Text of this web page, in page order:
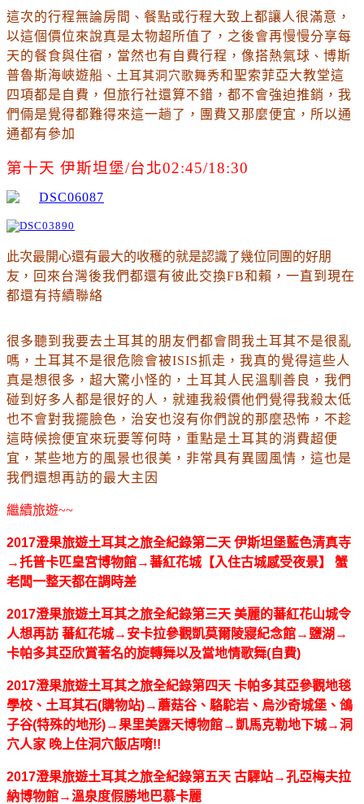
這次的行程無論房間 、 餐點或行程大致上都讓人很滿意 ，
以這個價位來說真是太物超所值了 ，之後會再慢慢分享每
天的餐食與住宿 ，當然也有自費行程 ，像搭熱氣球 、 博斯
普魯斯海峽遊船 、 土耳其洞穴歌舞秀和聖索菲亞大教堂這
四項都是自費 ，但旅行社還算不錯 ，都不會強迫推銷 ，我
們倆是覺得都難得來這一趟了 ，團費又那麼便宜 ，所以通
通都有參加
第十天 伊斯坦堡/台北02:45/18:30
此次最開心還有最大的收穫的就是認識了幾位同團的好朋
友 ，回來台灣後我們都還有彼此交換FB和賴 ，一直到現在
都還有持續聯絡
很多聽到我要去土耳其的朋友們都會問我土耳其不是很亂
嗎 ， 土耳其不是很危險會被ISIS抓走 ，我真的覺得這些人
真是想很多 ，超大驚小怪的 ， 土耳其人民溫馴善良 ，我們
碰到好多人都是很好的人 ，就連我殺價他們覺得我殺太低
也不會對我擺臉色 ，治安也沒有你們說的那麼恐怖 ， 不趁
這時候撿便宜來玩要等何時 ，重點是土耳其的消費超便
宜 ，某些地方的風景也很美 ，非常具有異國風情 ， 這也是
我們還想再訪的最大主因
繼續旅遊~~
2017澄果旅遊土耳其之旅全紀錄第二天 伊斯坦堡藍色清真寺
→托普卡匹皇宮博物館→蕃紅花城【入住古城感受夜景】 蟹
老闆一整天都在調時差
2017澄果旅遊土耳其之旅全紀錄第三天 美麗的蕃紅花山城令
人想再訪 蕃紅花城→安卡拉參觀凱莫爾陵寢紀念館→鹽湖→
卡帕多其亞欣賞著名的旋轉舞以及當地情歌舞(自費)
2017澄果旅遊土耳其之旅全紀錄第四天 卡帕多其亞參觀地毯
學校、土耳其石(購物站)→蘑菇谷、駱駝岩、烏沙奇城堡、鴿
子谷(特殊的地形)→果里美露天博物館→凱馬克勒地下城→洞
穴人家 晚上住洞穴飯店唷!!
2017澄果旅遊土耳其之旅全紀錄第五天 古驛站→孔亞梅夫拉
納博物館→溫泉度假勝地巴慕卡麗